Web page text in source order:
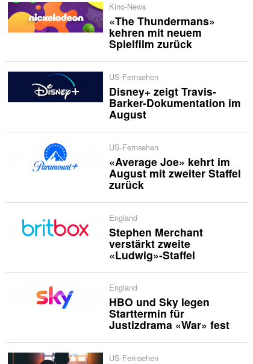
Kino-News
«The Thundermans»
kehren mit neuem
Spielfilm zurück
US-Fernsehen
Disney+ zeigt Travis-
Barker-Dokumentation im
August
US-Fernsehen
«Average Joe» kehrt im
August mit zweiter Staffel
zurück
England
Stephen Merchant
verstärkt zweite
«Ludwig»-Staffel
England
HBO und Sky legen
Starttermin für
Justizdrama «War» fest
US-Fernsehen